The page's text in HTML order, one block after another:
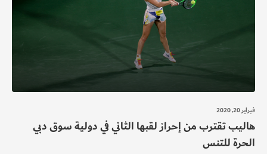
فبراير 20, 2020
هاليب تقترب من إحراز لقبها الثاني في دولية سوق دبي
الحرة للتنس